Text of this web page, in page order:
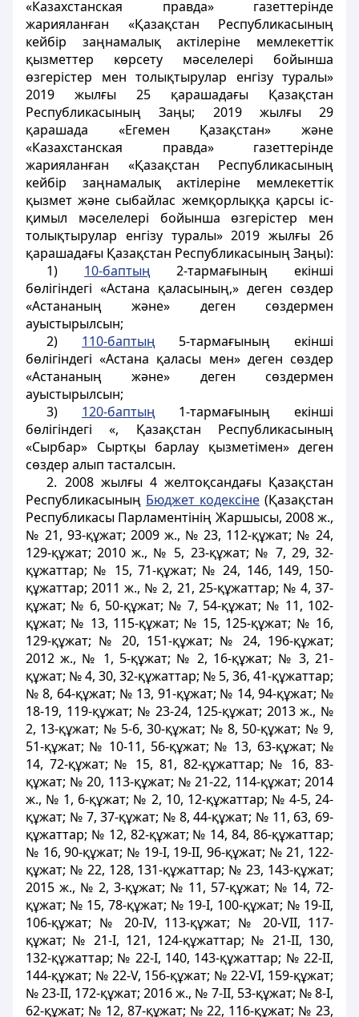
«Казахстанская правда» газеттерінде
жарияланған «Қазақстан Республикасының
кейбір заңнамалық актілеріне мемлекеттік
қызметтер көрсету мәселелері бойынша
өзгерістер мен толықтырулар енгізу туралы»
2019 жылғы 25 қарашадағы Қазақстан
Республикасының Заңы; 2019 жылғы 29
қарашада «Егемен Қазақстан» және
«Казахстанская правда» газеттерінде
жарияланған «Қазақстан Республикасының
кейбір заңнамалық актілеріне мемлекеттік
қызмет және сыбайлас жемқорлыққа қарсы іс-
қимыл мәселелері бойынша өзгерістер мен
толықтырулар енгізу туралы» 2019 жылғы 26
қарашадағы Қазақстан Республикасының Заңы):
1) 10-баптың 2-тармағының екінші
бөлігіндегі «Астана қаласының,» деген сөздер
«Астананың және» деген сөздермен
ауыстырылсын;
2) 110-баптың 5-тармағының екінші
бөлігіндегі «Астана қаласы мен» деген сөздер
«Астананың және» деген сөздермен
ауыстырылсын;
3) 120-баптың 1-тармағының екінші
бөлігіндегі «, Қазақстан Республикасының
«Сырбар» Сыртқы барлау қызметімен» деген
сөздер алып тасталсын.
2. 2008 жылғы 4 желтоқсандағы Қазақстан
Республикасының Бюджет кодексіне (Қазақстан
Республикасы Парламентінің Жаршысы, 2008 ж.,
№ 21, 93-құжат; 2009 ж., № 23, 112-құжат; № 24,
129-құжат; 2010 ж., № 5, 23-құжат; № 7, 29, 32-
құжаттар; № 15, 71-құжат; № 24, 146, 149, 150-
құжаттар; 2011 ж., № 2, 21, 25-құжаттар; № 4, 37-
құжат; № 6, 50-құжат; № 7, 54-құжат; № 11, 102-
құжат; № 13, 115-құжат; № 15, 125-құжат; № 16,
129-құжат; № 20, 151-құжат; № 24, 196-құжат;
2012 ж., № 1, 5-құжат; № 2, 16-құжат; № 3, 21-
құжат; № 4, 30, 32-құжаттар; № 5, 36, 41-құжаттар;
№ 8, 64-құжат; № 13, 91-құжат; № 14, 94-құжат; №
18-19, 119-құжат; № 23-24, 125-құжат; 2013 ж., №
2, 13-құжат; № 5-6, 30-құжат; № 8, 50-құжат; № 9,
51-құжат; № 10-11, 56-құжат; № 13, 63-құжат; №
14, 72-құжат; № 15, 81, 82-құжаттар; № 16, 83-
құжат; № 20, 113-құжат; № 21-22, 114-құжат; 2014
ж., № 1, 6-құжат; № 2, 10, 12-құжаттар; № 4-5, 24-
құжат; № 7, 37-құжат; № 8, 44-құжат; № 11, 63, 69-
құжаттар; № 12, 82-құжат; № 14, 84, 86-құжаттар;
№ 16, 90-құжат; № 19-І, 19-ІІ, 96-құжат; № 21, 122-
құжат; № 22, 128, 131-құжаттар; № 23, 143-құжат;
2015 ж., № 2, 3-құжат; № 11, 57-құжат; № 14, 72-
құжат; № 15, 78-құжат; № 19-І, 100-құжат; № 19-ІІ,
106-құжат; № 20-ІV, 113-құжат; № 20-VІІ, 117-
құжат; № 21-І, 121, 124-құжаттар; № 21-ІІ, 130,
132-құжаттар; № 22-І, 140, 143-құжаттар; № 22-ІІ,
144-құжат; № 22-V, 156-құжат; № 22-VІ, 159-құжат;
№ 23-ІІ, 172-құжат; 2016 ж., № 7-ІІ, 53-құжат; № 8-І,
62-құжат; № 12, 87-құжат; № 22, 116-құжат; № 23,